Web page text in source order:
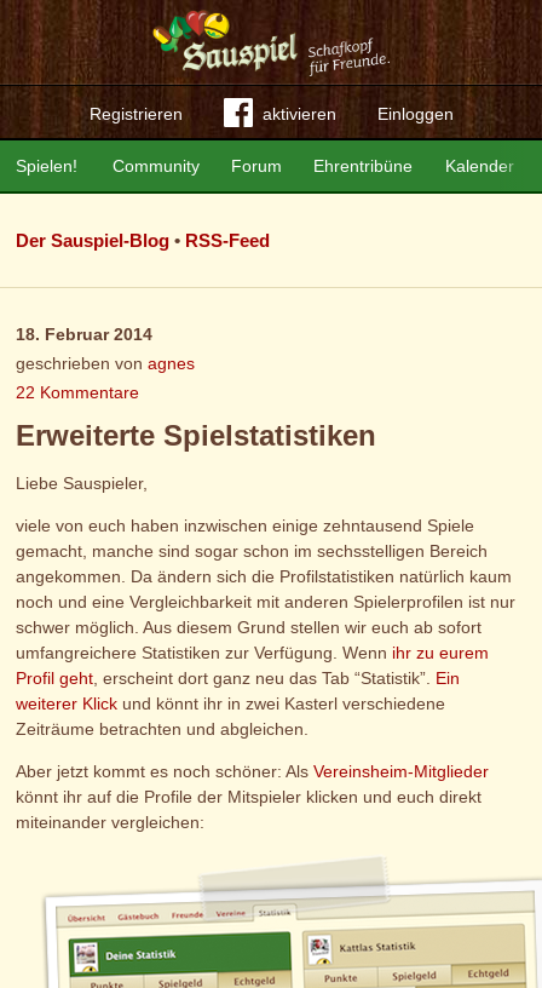
Registrieren aktivieren Einloggen
Community Forum Ehrentribüne Kalender
Spielen!
Der Sauspiel-Blog • RSS-Feed
18. Februar 2014
geschrieben vonagnes
22 Kommentare
Erweiterte Spielstatistiken
Liebe Sauspieler,
viele von euch haben inzwischen einige zehntausend Spiele
gemacht, manche sind sogar schon im sechsstelligen Bereich
angekommen. Da ändern sich die Profilstatistiken natürlich kaum
noch und eine Vergleichbarkeit mit anderen Spielerprofilen ist nur
schwer möglich. Aus diesem Grund stellen wir euch ab sofort
umfangreichere Statistiken zur Verfügung. Wenn ihr zu eurem
Profil geht , erscheint dort ganz neu das Tab “Statistik”. Ein
weiterer Klick und könnt ihr in zwei Kasterl verschiedene
Zeiträume betrachten und abgleichen.
Aber jetzt kommt es noch schöner: AlsVereinsheim-Mitglieder
könnt ihr auf die Profile der Mitspieler klicken und euch direkt
miteinander vergleichen: